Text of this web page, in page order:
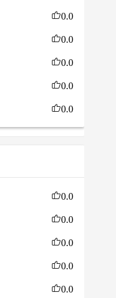
0.0
0.0
0.0
0.0
0.0
0.0
0.0
0.0
0.0
0.0